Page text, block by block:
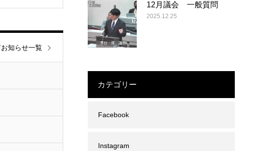
知らせ一覧
12月議会 一般質問
2025.12.25
カテゴリー
Facebook
Instagram